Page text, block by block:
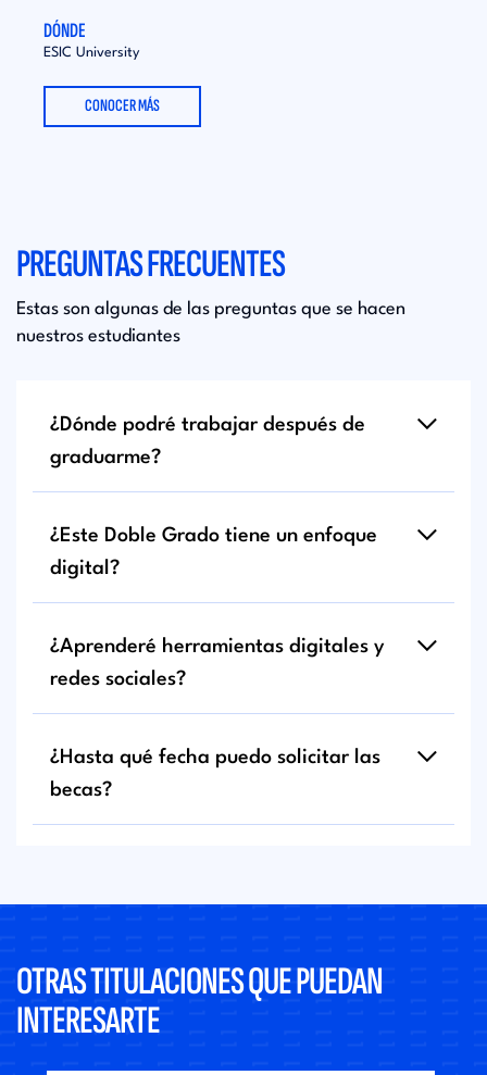
DÓNDE
ESIC University
CONOCER MÁS
PREGUNTAS FRECUENTES
Estas son algunas de las preguntas que se hacen
nuestros estudiantes
¿Dónde podré trabajar después de
graduarme?
¿Este Doble Grado tiene un enfoque
digital?
¿Aprenderé herramientas digitales y
redes sociales?
¿Hasta qué fecha puedo solicitar las
becas?
OTRAS TITULACIONES QUE PUEDAN
INTERESARTE